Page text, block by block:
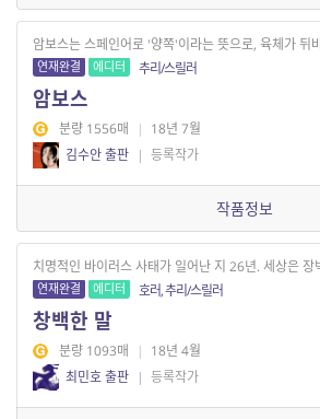
암보스는 스페인어로 '양쪽'이라는 뜻으로, 육체가 뒤
연재완결 에디터 추리/스릴러
암보스
분량 1556매 | 18년 7월
김수안 출판 | 등록작가
작품정보
치명적인 바이러스 사태가 일어난 지 26년. 세상은 장
연재완결 에디터 호러, 추리/스릴러
창백한 말
분량 1093매 | 18년 4월
최민호 출판 | 등록작가